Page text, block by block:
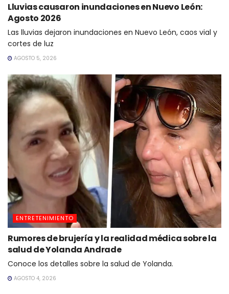
Lluvias causaron inundaciones en Nuevo León:
Agosto 2026
Las lluvias dejaron inundaciones en Nuevo León, caos vial y
cortes de luz
AGOSTO 5, 2026
ENTRETENIMIENTO
Rumores de brujería y la realidad médica sobre la
salud de Yolanda Andrade
Conoce los detalles sobre la salud de Yolanda.
AGOSTO 4, 2026